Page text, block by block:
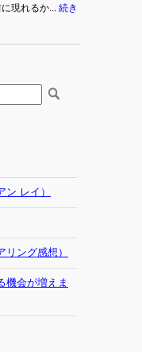
現れるか... 続き
レイ）
ング感想）
機会が増えま